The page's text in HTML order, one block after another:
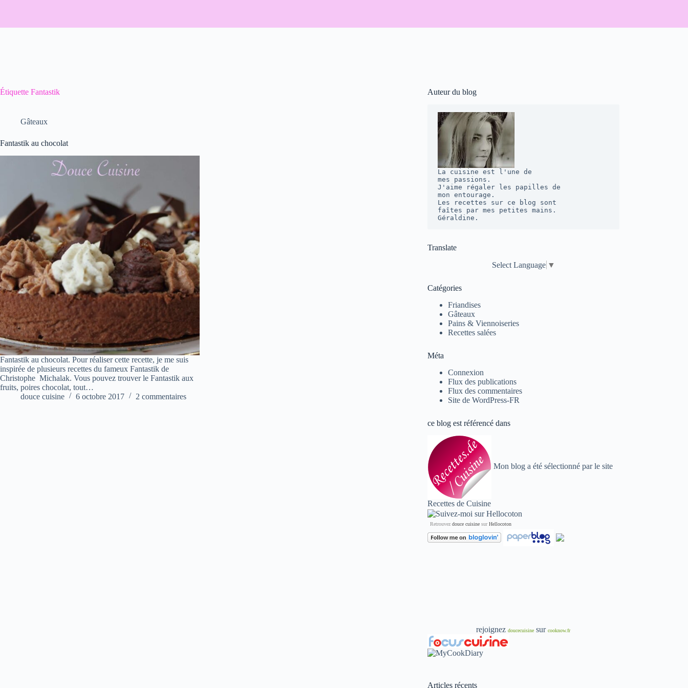
Étiquette Fantastik
Gâteaux
Fantastik au chocolat
Fantastik au chocolat. Pour réaliser cette recette, je me suis
inspirée de plusieurs recettes du fameux Fantastik de
Christophe Michalak. Vous pouvez trouver le Fantastik aux
fruits, poires chocolat, tout…
douce cuisine
6 octobre 2017 2 commentaires
Auteur du blog
La cuisine est l'une de
mes passions.
J'aime régaler les papilles de
mon entourage.
Les recettes sur ce blog sont
faîtes par mes petites mains.
Géraldine.
Translate
Select Language ▼
Catégories
Friandises
Gâteaux
Pains & Viennoiseries
Recettes salées
Méta
Connexion
Flux des publications
Flux des commentaires
Site de WordPress-FR
ce blog est référencé dans
Mon blog a été sélectionné par le site
Recettes de Cuisine
Retrouvez douce cuisinesurHellocoton
rejoignezdoucecuisine surcooknow.fr
Articles récents